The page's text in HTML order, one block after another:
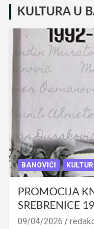
KULTURA U
BANOVIĆI
PROMOCIJA
SREBRENICE
09/04/2026